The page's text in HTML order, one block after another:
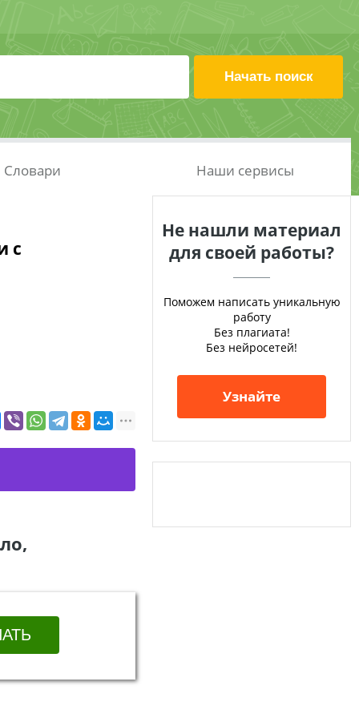
Словари Наши сервисы
с
Не нашли материал
для своей работы?
Поможем написать уникальную
работу
Без плагиата!
Без нейросетей!
Узнайте